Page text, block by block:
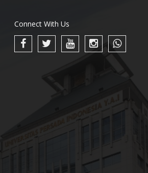
Connect With Us